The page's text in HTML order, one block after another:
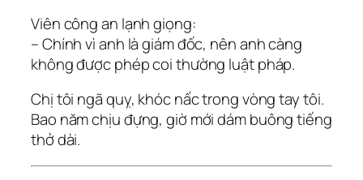
Viên công an lạnh giọng:
– Chính vì anh là giám đốc, nên anh càng
không được phép coi thường luật pháp.
Chị tôi ngã quỵ, khóc nấc trong vòng tay tôi.
Bao năm chịu đựng, giờ mới dám buông tiếng
thở dài.